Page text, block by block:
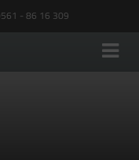
- 86 16 309